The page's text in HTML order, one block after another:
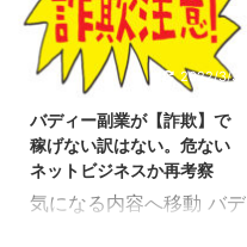
商品もプレゼントしても
らえます。 こちらの記事
でも解説していますが、
登録キャンペーンになっ
ていて抽選などはないの
で大変お得だと思いま
す。 ビジネスを開始され
た方 応援特典 注意点と
2022/3/31
バディー副業が【詐欺】で
稼げない訳はない。危ない
ネットビジネスか再考察
気になる内容へ移動 バデ